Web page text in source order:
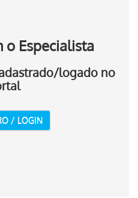
o Especialista
logado no
/ LOGIN